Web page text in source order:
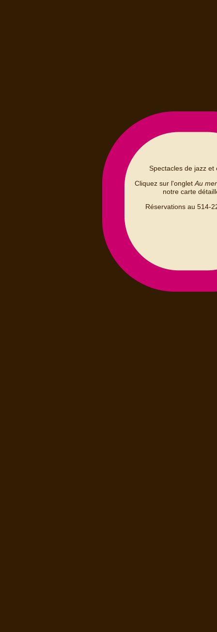
Spectacles de jazz et
Cliquez sur l'onglet Au
notre carte
Réservations au 514-